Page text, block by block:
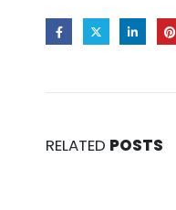
RELATED POSTS